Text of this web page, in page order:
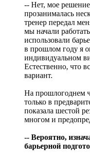
-- Нет, мое
прозанималась
тренер передал
мы начали
использовали
в прошлом году я
индивидуальном
Естественно, что
вариант.
На прошлогоднем
только в
показала шестой
многом и
-- Вероятно,
барьерной